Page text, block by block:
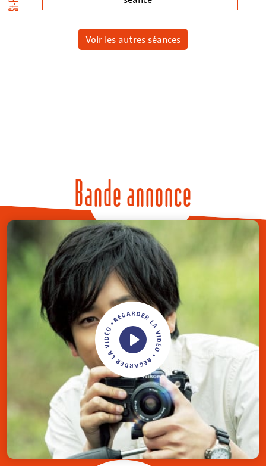
Voir les autres séances
Bande annonce